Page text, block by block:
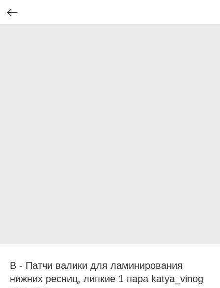
B - Патчи валики для ламинирования
нижних ресниц, липкие 1 пара katya_vinog